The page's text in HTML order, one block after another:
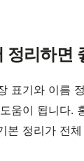
정리하면
표기와 이름
움이 됩니다.
본 정리가 전